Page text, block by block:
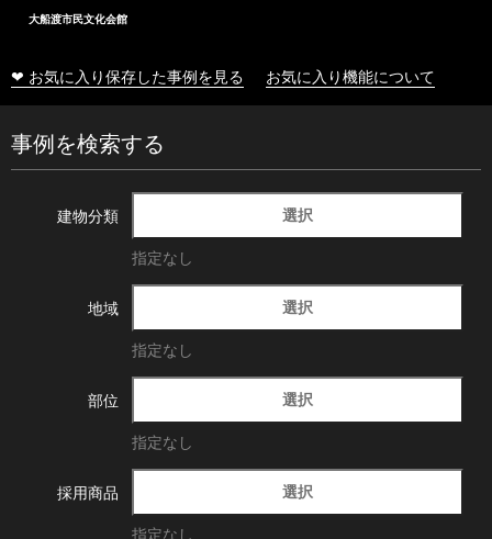
大船渡市民文化会館
❤ お気に入り保存した事例を見る お気に入り機能について
事例を検索する
建物分類 選択
指定なし
地域 選択
指定なし
部位 選択
指定なし
採用商品 選択
指定なし